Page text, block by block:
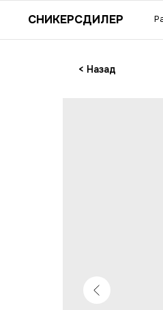
СНИКЕРСДИЛЕР Распродажа
< Назад